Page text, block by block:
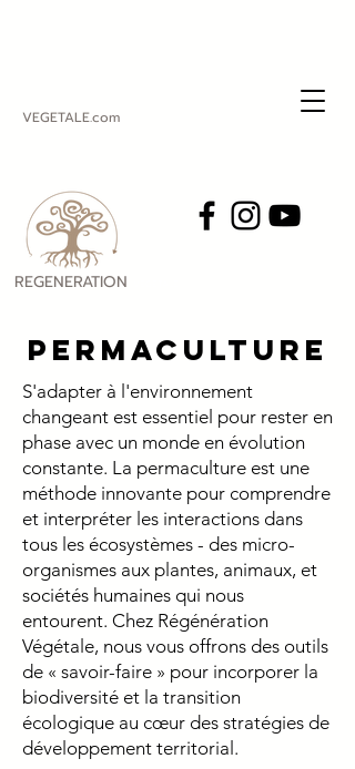
VEGETALE.com
REGENERATION
Permaculture
S'adapter à l'environnement
changeant est essentiel pour rester en
phase avec un monde en évolution
constante. La permaculture est une
méthode innovante pour comprendre
et interpréter les interactions dans
tous les écosystèmes - des micro-
organismes aux plantes, animaux, et
sociétés humaines qui nous
entourent. Chez Régénération
Végétale, nous vous offrons des outils
de « savoir-faire » pour incorporer la
biodiversité et la transition
écologique au cœur des stratégies de
développement territorial.